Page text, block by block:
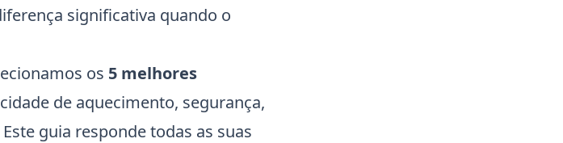
significativa quando o
os 5 melhores
de aquecimento, segurança,
guia responde todas as suas